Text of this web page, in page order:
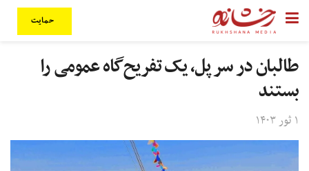
حمایت
طالبان در سر پل، یک تفریح‌گاه عمومی را
بستند
۱ ثور ۱۴۰۳